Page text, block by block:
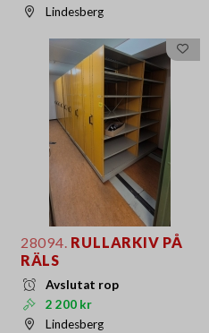
Lindesberg
28094. RULLARKIV PÅ
RÄLS
Avslutat rop
2 200 kr
Lindesberg